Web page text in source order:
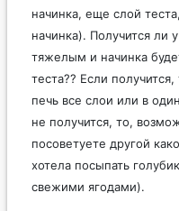
начинка, еще слой
начинка). Получится ли
тяжелым и начинка
теста?? Если
печь все слои или в
не получится, то,
посоветуете другой
хотела посыпать
свежими ягодами).